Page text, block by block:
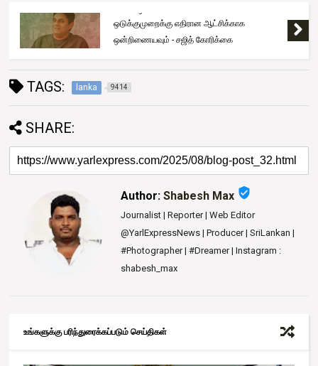
ஒடுக்குமுறைக்கு எதிரான ஆட்சிக்காக
ஒன்றிணையவும் - சஜித் கோரிக்கை
TAGS: lanka 9414
SHARE:
Author:Shabesh Max verified_user
Journalist | Reporter | Web Editor
@YarlExpressNews | Producer | SriLankan |
#Photographer | #Dreamer | Instagram :
shabesh_max
உங்களுக்கு பரிந்துரைக்கப்படும் செய்திகள்